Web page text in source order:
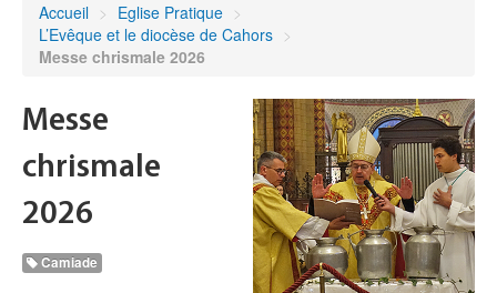
Démarches et sacrements
Sanctuaires & Pélerinages
Agenda diocésain
Je donne
Accueil > Eglise Pratique >
L’Evêque et le diocèse de Cahors >
Messe chrismale 2026
Messe
chrismale
2026
Camiade